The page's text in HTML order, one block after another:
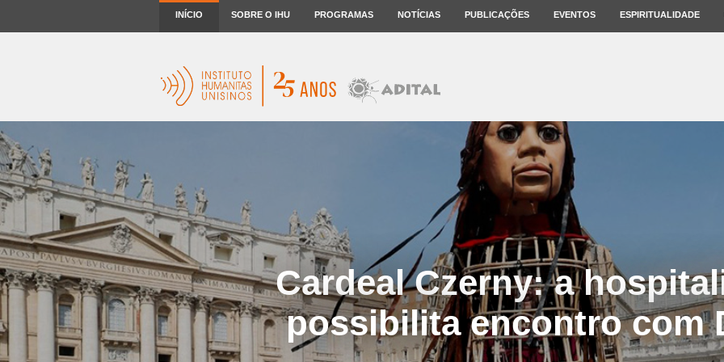
INÍCIO SOBRE O IHU PROGRAMAS NOTÍCIAS PUBLICAÇÕES EVENTOS ESPIRITUALIDADE
Cardeal Czerny: a
possibilita encontro com